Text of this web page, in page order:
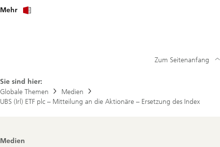
Mehr
–
Ersetzung
des
Sie sind hier:
Globale Themen
Medien
UBS (Irl) ETF plc – Mitteilung an die Aktionäre – Ersetzung des Index
Zum Seitenanfang
Footer
Medien